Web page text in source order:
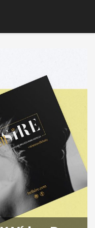
+34 677 802 482
41219 Las Pajanosas.